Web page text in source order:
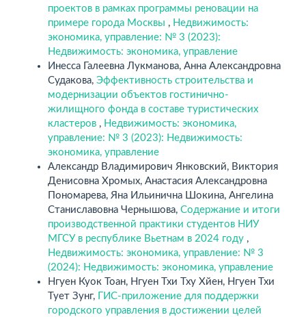
проектов в рамках программы реновации на
примере города Москвы , Недвижимость:
экономика, управление: № 3 (2023):
Недвижимость: экономика, управление
Инесса Галеевна Лукманова, Анна Александровна
Судакова, Эффективность строительства и
модернизации объектов гостинично-
жилищного фонда в составе туристических
кластеров , Недвижимость: экономика,
управление: № 3 (2023): Недвижимость:
экономика, управление
Александр Владимирович Янковский, Виктория
Денисовна Хромых, Анастасия Александровна
Пономарева, Яна Ильинична Шокина, Ангелина
Станиславовна Чернышова, Содержание и итоги
производственной практики студентов НИУ
МГСУ в республике Вьетнам в 2024 году ,
Недвижимость: экономика, управление: № 3
(2024): Недвижимость: экономика, управление
Нгуен Куок Тоан, Нгуен Тхи Тху Хйен, Нгуен Тхи
Тует Зунг,
ГИС-приложение для поддержки
городского управления в достижении целей